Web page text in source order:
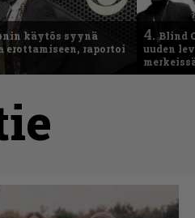
käytös syynä
erottamiseen, raportoi
4.Blind
uuden